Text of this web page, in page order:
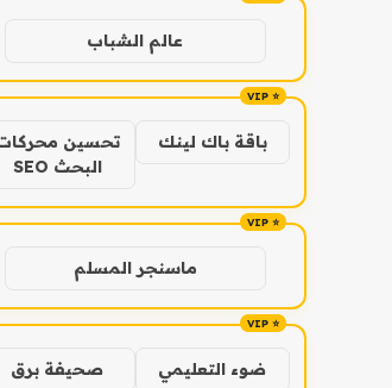
عالم الشباب
باقة باك لينك
تحسين
البحث SEO
ماسنجر المسلم
ضوء التعليمي صحيفة برق